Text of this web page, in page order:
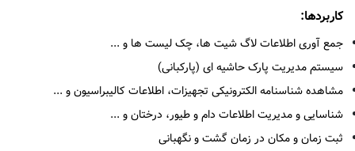
کاربردها:
جمع آوری اطلاعات لاگ شیت ها، چک لیست ها و ...
سیستم مدیریت پارک حاشیه ای (پارکبانی)
مشاهده شناسنامه الکترونیکی تجهیزات، اطلاعات کالیبراسیون و ...
شناسایی و مدیریت اطلاعات دام و طیور، درختان و ...
ثبت زمان و مکان در زمان گشت و نگهبانی